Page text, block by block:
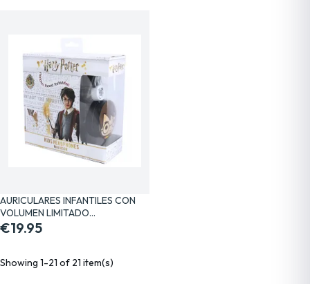
AURICULARES INFANTILES CON
VOLUMEN LIMITADO…
€19.95
Showing 1-21 of 21 item(s)